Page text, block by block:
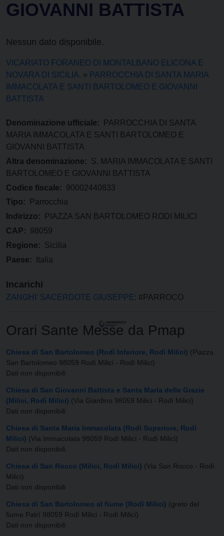
GIOVANNI BATTISTA
Nessun dato disponibile.
VICARIATO FORANEO DI MONTALBANO ELICONA E
NOVARA DI SICILIA. » PARROCCHIA DI SANTA MARIA
IMMACOLATA E SANTI BARTOLOMEO E GIOVANNI
BATTISTA
Denominazione ufficiale:
PARROCCHIA DI SANTA
MARIA IMMACOLATA E SANTI BARTOLOMEO E
GIOVANNI BATTISTA
Altra denominazione: S. MARIA IMMACOLATA E SANTI
BARTOLOMEO E GIOVANNI BATTISTA
Codice fiscale: 90002440833
Tipo:
Parrocchia
Indirizzo:
PIAZZA SAN BARTOLOMEO RODI MILICI
CAP: 98059
Regione: Sicilia
Paese:
Italia
Incarichi
ZANGHI' SACERDOTE GIUSEPPE: #PARROCO
Orari Sante Messe da Pmap
Chiesa di San Bartolomeo (Rodì Inferiore, Rodì Milici) (Piazza
San Bartolomeo 98059 Rodì Milici - Rodì Milici)
Dati non disponibili
Chiesa di San Giovanni Battista e Santa Maria delle Grazie
(Milici, Rodì Milici) (Via Giardino 98059 Milici - Rodì Milici)
Dati non disponibili
Chiesa di Santa Maria Immacolata (Rodì Superiore, Rodì
Milici) (Via Immacolata 98059 Rodì Milici - Rodì Milici)
Dati non disponibili
Chiesa di San Rocco (Milici, Rodì Milici) (Via San Rocco - Rodì
Milici)
Dati non disponibili
Chiesa di San Bartolomeo al fiume (Rodì Milici) (greto del
fiume Patrì 98059 Rodì Milici - Rodì Milici)
Dati non disponibili